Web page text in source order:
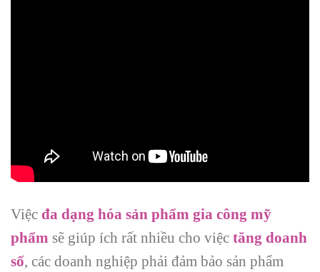
Việc đa dạng hóa sản phẩm gia công mỹ
phẩm sẽ giúp ích rất nhiều cho việc tăng doanh
số, các doanh nghiệp phải đảm bảo sản phẩm